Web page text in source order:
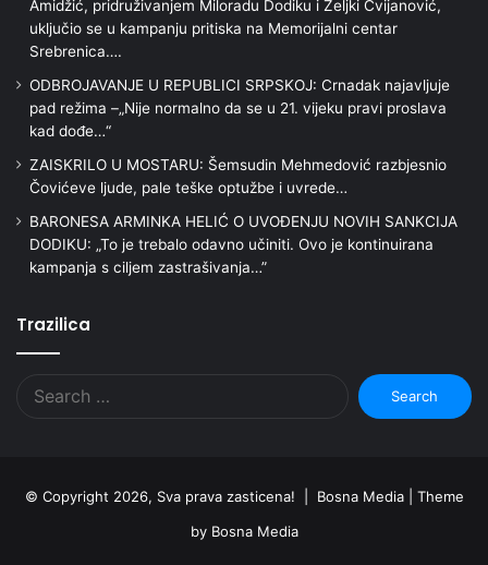
Amidžić, pridruživanjem Miloradu Dodiku i Željki Cvijanović,
uključio se u kampanju pritiska na Memorijalni centar
Srebrenica….
ODBROJAVANJE U REPUBLICI SRPSKOJ: Crnadak najavljuje
pad režima –„Nije normalno da se u 21. vijeku pravi proslava
kad dođe…“
ZAISKRILO U MOSTARU: Šemsudin Mehmedović razbjesnio
Čovićeve ljude, pale teške optužbe i uvrede…
BARONESA ARMINKA HELIĆ O UVOĐENJU NOVIH SANKCIJA
DODIKU: „To je trebalo odavno učiniti. Ovo je kontinuirana
kampanja s ciljem zastrašivanja…”
Trazilica
Search
for:
© Copyright 2026, Sva prava zasticena! | Bosna Media | Theme
by Bosna Media